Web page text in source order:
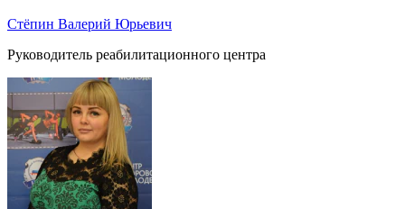
Стёпин Валерий Юрьевич
Руководитель реабилитационного центра